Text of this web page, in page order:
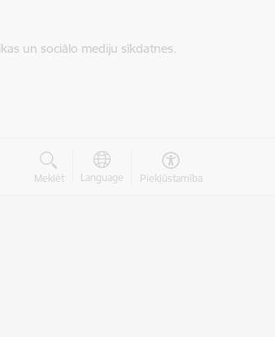
un sociālo mediju sīkdatnes.
Meklēt Language Piekļūstamība